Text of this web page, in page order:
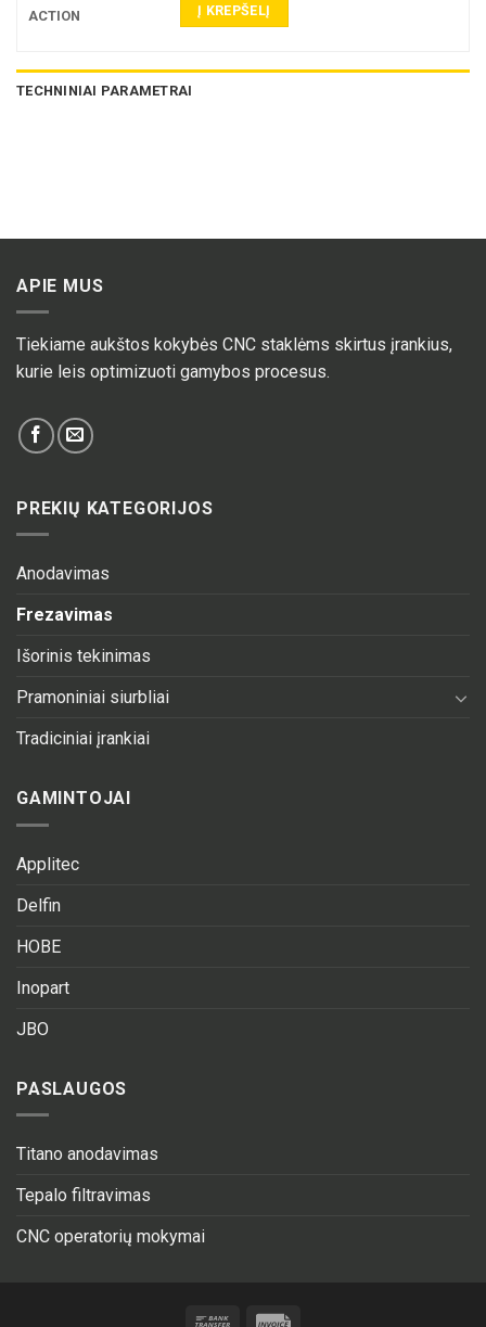
Į KREPŠELĮ
TECHNINIAI PARAMETRAI
APIE MUS
Tiekiame aukštos kokybės CNC staklėms skirtus įrankius,
kurie leis optimizuoti gamybos procesus.
PREKIŲ KATEGORIJOS
Anodavimas
Frezavimas
Išorinis tekinimas
Pramoniniai siurbliai
Tradiciniai įrankiai
GAMINTOJAI
Applitec
Delfin
HOBE
Inopart
JBO
PASLAUGOS
Titano anodavimas
Tepalo filtravimas
CNC operatorių mokymai